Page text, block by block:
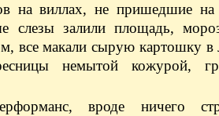
на виллах, не пришедшие на
слезы залили площадь,
все макали сырую картошку в
немытой кожурой,
вроде ничего